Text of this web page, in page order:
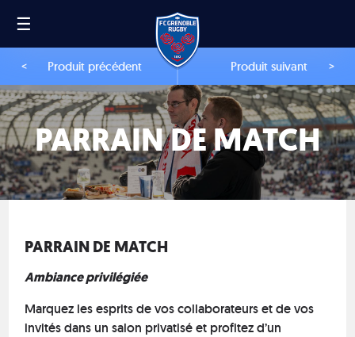
☰
PARRAIN DE MATCH
< Produit précédent Produit suivant >
PARRAIN DE MATCH
Ambiance privilégiée
Marquez les esprits de vos collaborateurs et de vos
invités dans un salon privatisé et profitez d’un